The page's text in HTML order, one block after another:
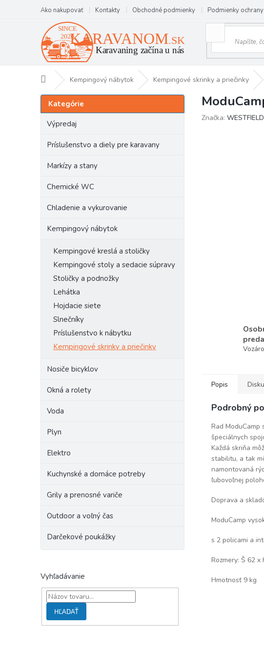
obsah
Ako nakupovať Kontakty Obchodné podmienky Podmienky
DomovKempingový nábytok Kempingové skrinky a priečinky
B
o
Preskočiť
kategórie
Kategórie
Výpredaj
Príslušenstvo a diely pre karavany
Markízy a stany
Chemické WC
Chladenie a vykurovanie
Kempingový nábytok
Kempingové kreslá a stoličky
Kempingové stoly a sedacie súpravy
Stoličky a podnožky
Lehátka
Hojdacie siete
Slnečníky
Príslušenstvo k nábytku
Kempingové skrinky a priečinky
Nosiče bicyklov
Okná a rolety
Voda
Plyn
Elektro
Kuchynské a domáce potreby
Grily a prenosné variče
Outdoor a voľný čas
Darčekové poukážky
Vyhľadávanie
HĽADAŤ
Značka: WESTFIELD
Popis
Podrobný
Rad ModuCamp
špeciálnych
Každá skriňa
stabilitu, a tak
namontovaná
ľubovoľnej
Doprava a
ModuCamp
s 2 policami a
Rozmery: Š 62 x
Hmotnosť 9 kg